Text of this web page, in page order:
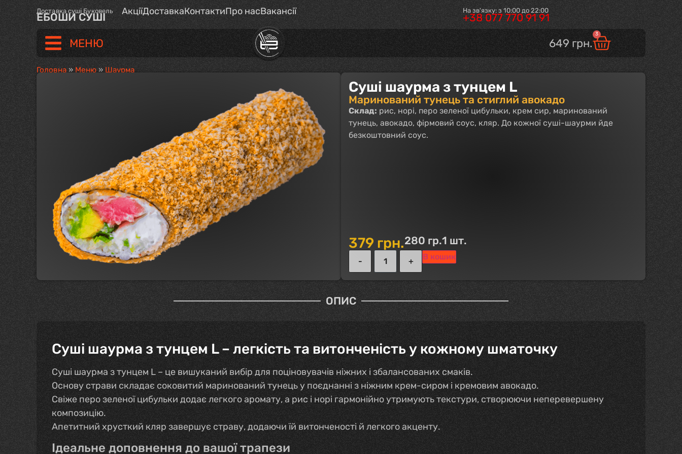
Доставка суші Буковель
ЕБОШИ СУШІ АкціїДоставкаКонтактиПро насВакансії На зв'язку: з 10:00 до 22:00
+38 077 770 91 91
МЕНЮ 649 грн.
3
Головна » Меню » Шаурма
Суші шаурма з тунцем L
Маринований тунець та стиглий авокадо
Склад: рис, норі, перо зеленої цибульки, крем сир, маринований
тунець, авокадо, фірмовий соус, кляр. До кожної суші-шаурми йде
безкоштовний соус.
379 грн.280 гр.1 шт.
В кошик
ОПИС
Суші шаурма з тунцем L – легкість та витонченість у кожному шматочку
Суші шаурма з тунцем L – це вишуканий вибір для поціновувачів ніжних і збалансованих смаків.
Основу страви складає соковитий маринований тунець у поєднанні з ніжним крем-сиром і кремовим авокадо.
Свіже перо зеленої цибульки додає легкого аромату, а рис і норі гармонійно утримують текстури, створюючи неперевершену
композицію.
Апетитний хрусткий кляр завершує страву, додаючи їй витонченості й легкого акценту.
Ідеальне доповнення до вашої трапези